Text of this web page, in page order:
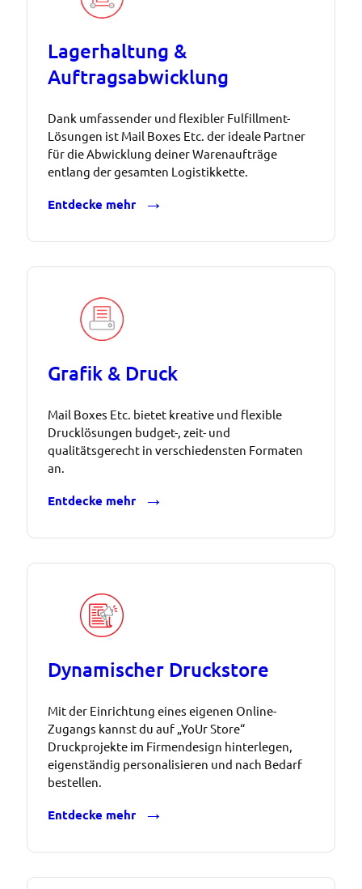
Lagerhaltung &
Auftragsabwicklung
Dank umfassender und flexibler Fulfillment-
Lösungen ist Mail Boxes Etc. der ideale Partner
für die Abwicklung deiner Warenaufträge
entlang der gesamten Logistikkette.
Entdecke mehr
Grafik & Druck
Mail Boxes Etc. bietet kreative und flexible
Drucklösungen budget-, zeit- und
qualitätsgerecht in verschiedensten Formaten
an.
Entdecke mehr
Dynamischer Druckstore
Mit der Einrichtung eines eigenen Online-
Zugangs kannst du auf „YoUr Store“
Druckprojekte im Firmendesign hinterlegen,
eigenständig personalisieren und nach Bedarf
bestellen.
Entdecke mehr